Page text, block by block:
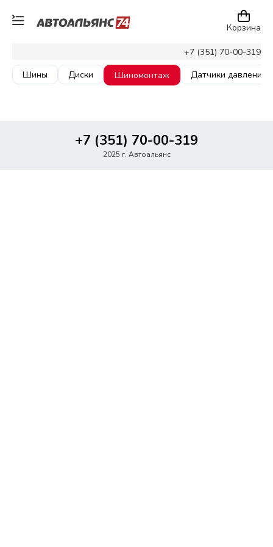
+7 (351) 70-00-319
Корзина
Шины Диски Шиномонтаж Датчики давления
+7 (351) 70-00-319
2025 г. Автоальянс